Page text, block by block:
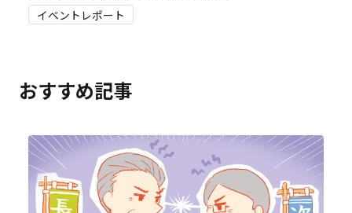
イベントレポート
おすすめ記事